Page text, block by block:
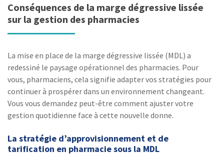
Conséquences de la marge dégressive lissée
sur la gestion des pharmacies
La mise en place de la marge dégressive lissée (MDL) a
redessiné le paysage opérationnel des pharmacies. Pour
vous, pharmaciens, cela signifie adapter vos stratégies pour
continuer à prospérer dans un environnement changeant.
Vous vous demandez peut-être comment ajuster votre
gestion quotidienne face à cette nouvelle donne.
La stratégie d’approvisionnement et de
tarification en pharmacie sous la MDL